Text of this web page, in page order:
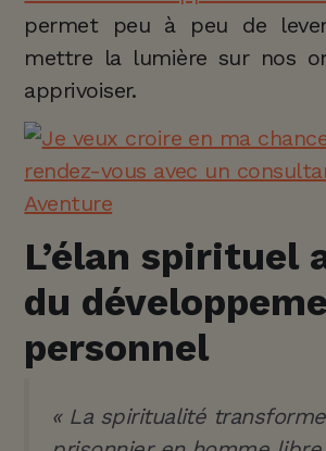
permet peu à peu de
mettre la lumière sur nos
apprivoiser.
L’élan spirituel
du
personnel
« La spiritualité